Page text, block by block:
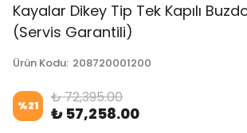
Kayalar Dikey Tip Tek Kapılı
(Servis Garantili)
Ürün Kodu: 208720001200
%21 ₺ 72,395.00
₺ 57,258.00